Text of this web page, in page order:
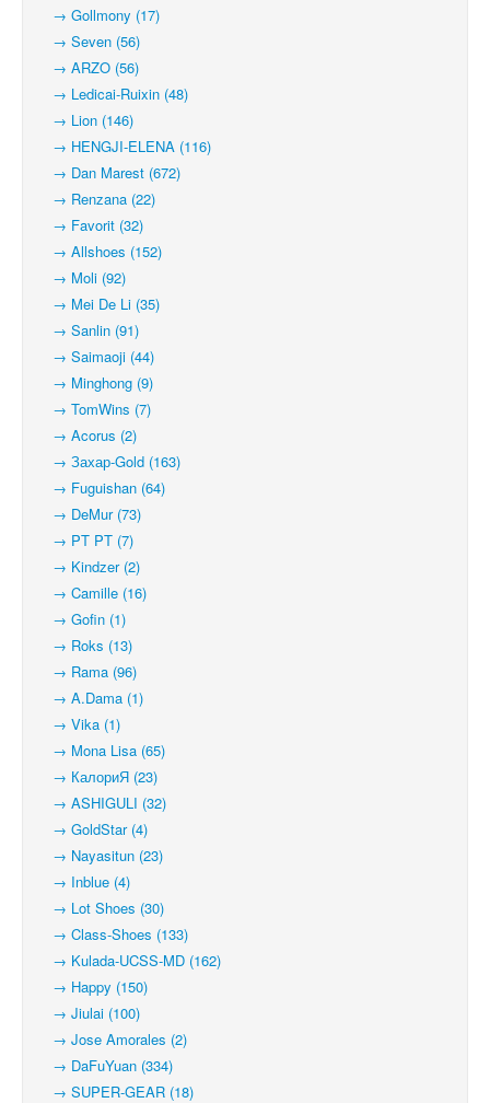
→ Gollmony (17)
→ Seven (56)
→ ARZO (56)
→ Ledicai-Ruixin (48)
→ Lion (146)
→ HENGJI-ELENA (116)
→ Dan Marest (672)
→ Renzana (22)
→ Favorit (32)
→ Allshoes (152)
→ Moli (92)
→ Mei De Li (35)
→ Sanlin (91)
→ Saimaoji (44)
→ Minghong (9)
→ TomWins (7)
→ Acorus (2)
→ Захар-Gold (163)
→ Fuguishan (64)
→ DeMur (73)
→ PT PT (7)
→ Kindzer (2)
→ Camille (16)
→ Gofin (1)
→ Roks (13)
→ Rama (96)
→ A.Dama (1)
→ Vika (1)
→ Mona Lisa (65)
→ КалориЯ (23)
→ ASHIGULI (32)
→ GoldStar (4)
→ Nayasitun (23)
→ Inblue (4)
→ Lot Shoes (30)
→ Class-Shoes (133)
→ Kulada-UCSS-MD (162)
→ Happy (150)
→ Jiulai (100)
→ Jose Amorales (2)
→ DaFuYuan (334)
→ SUPER-GEAR (18)